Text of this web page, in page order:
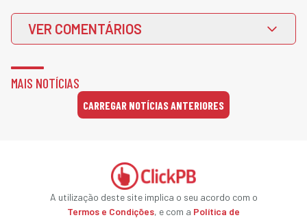
VER COMENTÁRIOS
MAIS NOTÍCIAS
CARREGAR NOTÍCIAS ANTERIORES
A utilização deste site implica o seu acordo com o
Termos e Condições, e com a Política de